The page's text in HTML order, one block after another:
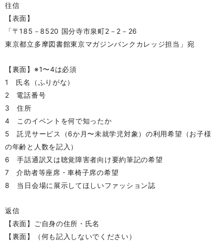
往信
【表面】
「〒185－8520 国分寺市泉町2－2－26
東京都立多摩図書館東京マガジンバンクカレッジ担当」宛
【裏面】※1〜4は必須
1 氏名（ふりがな）
2 電話番号
3 住所
4 このイベントを何で知ったか
5 託児サービス（6か月〜未就学児対象）の利用希望（お子様
の年齢と人数を記入）
6手話通訳又は聴覚障害者向け要約筆記の希望
7介助者等座席・車椅子席の希望
8 当日会場に展示してほしいファッション誌
返信
【表面】ご自身の住所・氏名
【裏面】（何も記入しないでください）